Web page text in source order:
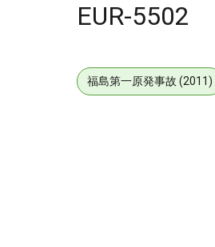
EUR-5502
福島第一原発事故 (2011)